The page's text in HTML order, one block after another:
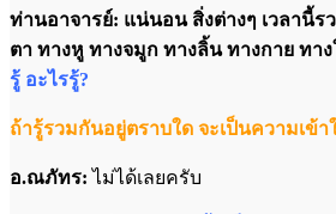
ท่านอาจารย์: แน่นอน สิ่งต่างๆ เวลานี้
ตา ทางหู ทางจมูก ทางลิ้น ทางกาย ทาง
รู้ อะไรรู้?
ถ้ารู้รวมกันอยู่ตราบใด จะเป็นความเข้า
อ.ณภัทร: ไม่ได้เลยครับ